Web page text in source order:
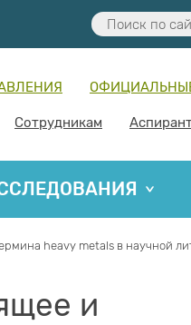
Сотрудникам
heavy metals в научной
и